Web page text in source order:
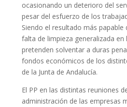
ocasionando un deterioro del
pesar del esfuerzo de los
Siendo el resultado más
falta de limpieza generalizada en
pretenden solventar a duras
fondos económicos de los
de la Junta de Andalucía.
El PP en las distintas reuniones
administración de las empresas